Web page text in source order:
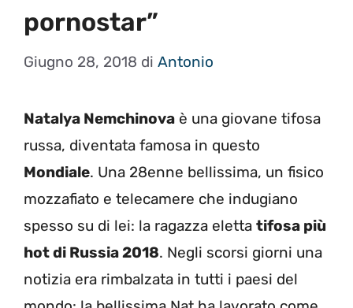
pornostar”
Giugno 28, 2018 di Antonio
Natalya Nemchinova è una giovane tifosa
russa, diventata famosa in questo
Mondiale. Una 28enne bellissima, un fisico
mozzafiato e telecamere che indugiano
spesso su di lei: la ragazza eletta tifosa più
hot di Russia 2018. Negli scorsi giorni una
notizia era rimbalzata in tutti i paesi del